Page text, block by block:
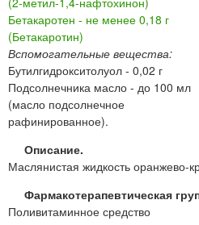
Бетакаротен - не менее 0,18 г
(Бетакаротин)
Вспомогательные вещества:
Бутилгидрокситолуол - 0,02 г
Подсолнечника масло - до 100 мл
(масло подсолнечное
рафинированное).
Описание.
Маслянистая жидкость оранжево-
Фармакотерапевтическая
Поливитаминное средство